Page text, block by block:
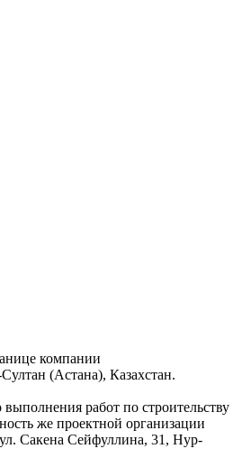
компании
(Астана), Казахстан.
работ по строительству
же проектной организации
Сакена Сейфуллина, 31, Нур-